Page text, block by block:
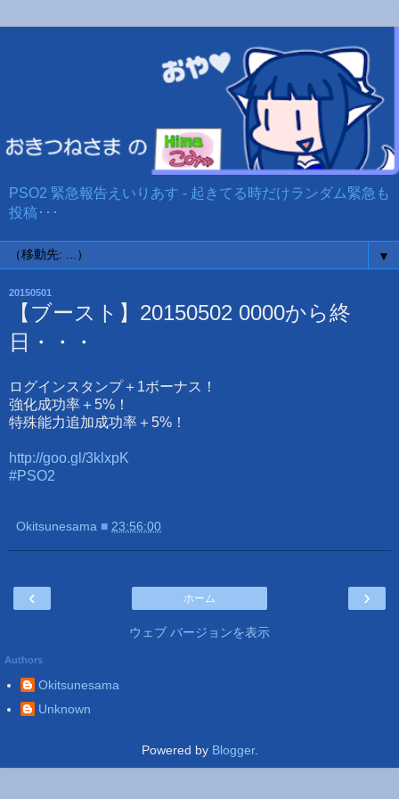
PSO2 緊急報告えいりあす - 起きてる時だけランダム緊急も
投稿･･･
▼
20150501
【ブースト】20150502 0000から終
日・・・
ログインスタンプ＋1ボーナス！
強化成功率＋5%！
特殊能力追加成功率＋5%！
http://goo.gl/3klxpK
#PSO2
Okitsunesama ■ 23:56:00
‹ ›
ホーム
ウェブ バージョンを表示
Authors
Okitsunesama
Unknown
Powered by Blogger.